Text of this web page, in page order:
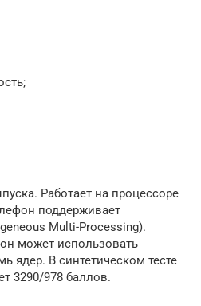
Работает на процессоре
поддерживает
Multi-Processing).
может использовать
ядер. В синтетическом тесте
3290/978 баллов.